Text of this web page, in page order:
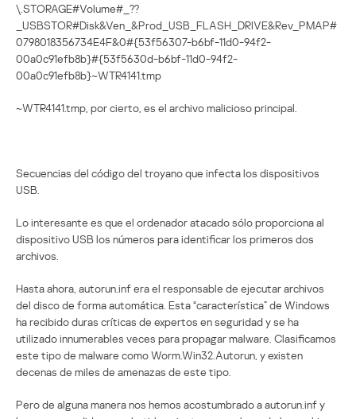
\.STORAGE#Volume#_??
_USBSTOR#Disk&Ven_&Prod_USB_FLASH_DRIVE&Rev_PMAP#
0798018356734E4F&0#{53f56307-b6bf-11d0-94f2-
00a0c91efb8b}#{53f5630d-b6bf-11d0-94f2-
00a0c91efb8b}~WTR4141.tmp
~WTR4141.tmp, por cierto, es el archivo malicioso principal.
Secuencias del código del troyano que infecta los dispositivos
USB.
Lo interesante es que el ordenador atacado sólo proporciona al
dispositivo USB los números para identificar los primeros dos
archivos.
Hasta ahora, autorun.inf era el responsable de ejecutar archivos
del disco de forma automática. Esta “característica” de Windows
ha recibido duras críticas de expertos en seguridad y se ha
utilizado innumerables veces para propagar malware. Clasificamos
este tipo de malware como Worm.Win32.Autorun, y existen
decenas de miles de amenazas de este tipo.
Pero de alguna manera nos hemos acostumbrado a autorun.inf y